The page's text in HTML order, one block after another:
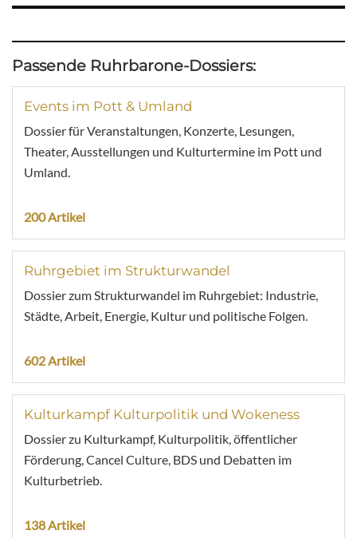
Passende Ruhrbarone-Dossiers:
Events im Pott & Umland
Dossier für Veranstaltungen, Konzerte, Lesungen,
Theater, Ausstellungen und Kulturtermine im Pott und
Umland.
200 Artikel
Ruhrgebiet im Strukturwandel
Dossier zum Strukturwandel im Ruhrgebiet: Industrie,
Städte, Arbeit, Energie, Kultur und politische Folgen.
602 Artikel
Kulturkampf Kulturpolitik und Wokeness
Dossier zu Kulturkampf, Kulturpolitik, öffentlicher
Förderung, Cancel Culture, BDS und Debatten im
Kulturbetrieb.
138 Artikel